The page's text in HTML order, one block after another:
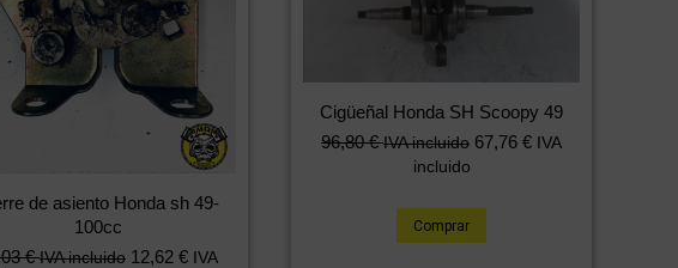
de asiento Honda sh 49-
100cc
€ IVA incluido 12,62 € IVA
Cigüeñal Honda SH Scoopy 49
96,80€ IVA incluido 67,76 € IVA
incluido
Comprar